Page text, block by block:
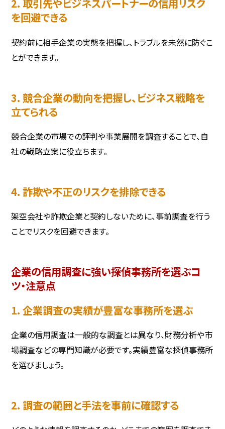
2. 取引先やビジネスパートナーの信用リスク
を回避できる
契約前に相手企業の実態を把握し、トラブルを未然に防ぐこ
とができます。
3. 競合企業の動向を把握し、ビジネス戦略を
立てられる
競合企業の市場での評判や事業展開を調査することで、自
社の戦略立案に役立ちます。
4. 詐欺や不正のリスクを排除できる
架空会社や詐欺企業と契約しないために、事前調査を行う
ことでリスクを回避できます。
企業の信用調査に強い探偵事務所を選ぶコ
ツ・注意点
1. 企業調査の実績が豊富な事務所を選ぶ
企業の信用調査は一般的な調査とは異なり、財務分析や市
場調査などの専門知識が必要です。実績豊富な探偵事務所
を選びましょう。
2. 調査の範囲と手法を事前に確認する